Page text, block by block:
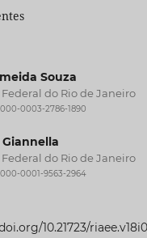
Souza
do Rio de Janeiro
0003-2786-1890
do Rio de Janeiro
0001-9563-2964
10.21723/